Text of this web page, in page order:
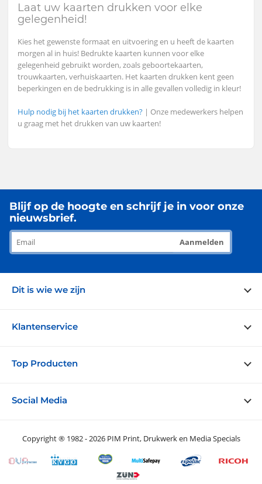
Laat uw kaarten drukken voor elke
gelegenheid!
Kies het gewenste formaat en uitvoering en u heeft de kaarten
morgen al in huis! Bedrukte kaarten kunnen voor elke
gelegenheid gebruikt worden, zoals geboortekaarten,
trouwkaarten, verhuiskaarten. Het kaarten drukken kent geen
beperkingen en de bedrukking is in alle gevallen volledig in kleur!
Hulp nodig bij het kaarten drukken? | Onze medewerkers helpen
u graag met het drukken van uw kaarten!
Blijf op de hoogte en schrijf je in voor onze
nieuwsbrief.
Aanmelden
Dit is wie we zijn
Blog
Garanties
Partners
Klantenservice
Bezorging en retouren
Grafisch ontwerp
Privacy Disclainer
Top Producten
Selfieframe
Mobiele Balies
Displays
Social Media
Volg ons op Twitter!
Abboneer op ons op Youtube!
Copyright ® 1982 - 2026 PIM Print, Drukwerk en Media Specials